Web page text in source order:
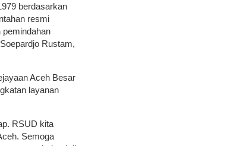
berdasarkan
resmi
pemindahan
Rustam,
Aceh Besar
layanan
RSUD kita
Semoga